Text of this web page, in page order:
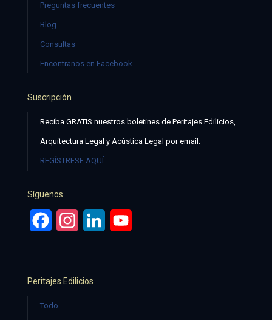
Preguntas frecuentes
Blog
Consultas
Encontranos en Facebook
Suscripción
Reciba GRATIS nuestros boletines de Peritajes Edilicios,
Arquitectura Legal y Acústica Legal por email:
REGÍSTRESE AQUÍ
Síguenos
FacebookInstagramLinkedIn
Peritajes Edilicios
Todo